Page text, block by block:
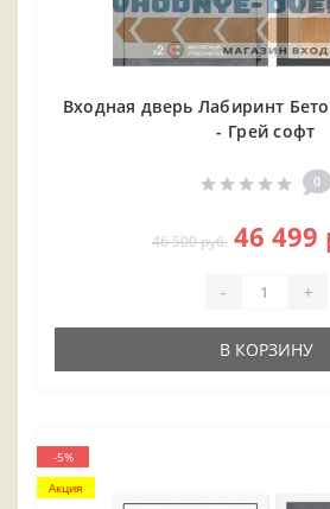
Входная дверь Лабиринт
- Грей софт
0
46 500 руб. 46 499
- +
В КОРЗИНУ
-5%
Акция